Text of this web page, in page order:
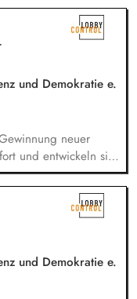
über
Umsetzung.
entwickelst du
Organisationen zu
und
und Demokratie e.
neuer
und entwickeln sie
E-Mailings und
bei der Planung,
übers Texten
deren
und Demokratie e.